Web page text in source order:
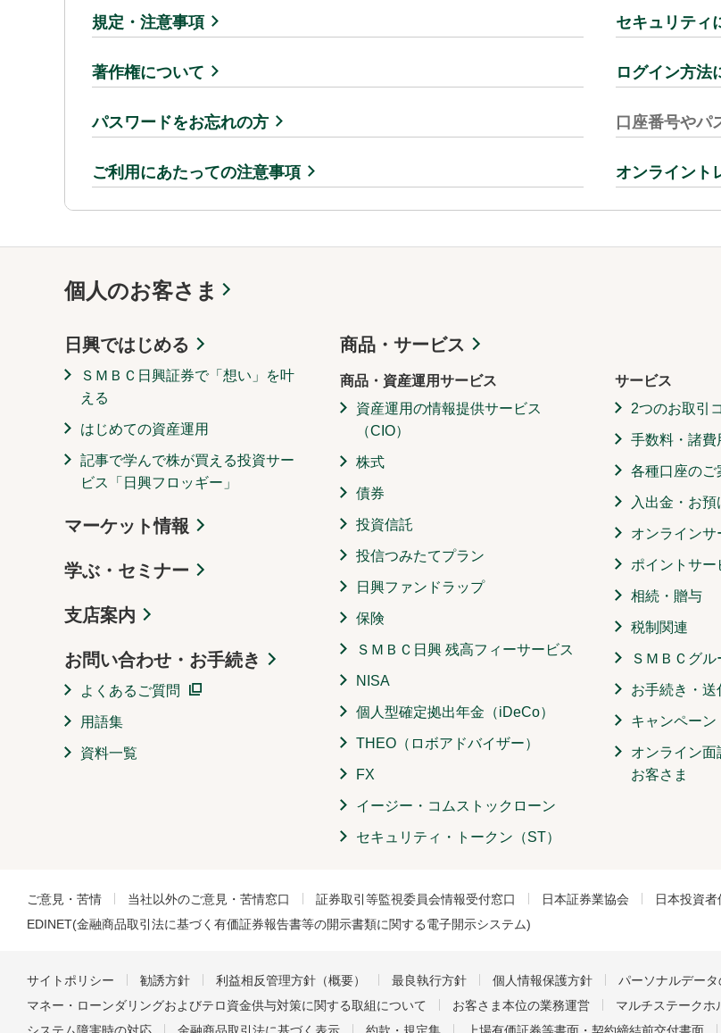
規定・注意事項 セキュリティ
著作権について ログイン方法
パスワードをお忘れの方 口座番号やパ
ご利用にあたっての注意事項 オンライント
個人のお客さま
日興ではじめる
ＳＭＢＣ日興証券で「想い」を叶
える
はじめての資産運用
記事で学んで株が買える投資サー
ビス「日興フロッギー」
マーケット情報
学ぶ・セミナー
支店案内
お問い合わせ・お手続き
よくあるご質問
用語集
資料一覧
商品・サービス
商品・資産運用サービス
資産運用の情報提供サービス
（CIO）
株式
債券
投資信託
投信つみたてプラン
日興ファンドラップ
保険
ＳＭＢＣ日興 残高フィーサービス
NISA
個人型確定拠出年金（iDeCo）
THEO（ロボアドバイザー）
FX
イージー・コムストックローン
セキュリティ・トークン（ST）
サービス
2つのお取引
手数料・諸費
各種口座のご
入出金・お預
オンラインサ
ポイントサー
相続・贈与
税制関連
ＳＭＢＣグ
お手続き・送
キャンペーン
オンライン面
お客さま
ご意見・苦情 当社以外のご意見・苦情窓口 証券取引等監視委員会情報受付窓口 日本証券業協会
日本投資者
EDINET(金融商品取引法に基づく有価証券報告書等の開示書類に関する電子開示システム)
サイトポリシー 勧誘方針 利益相反管理方針（概要） 最良執行方針 個人情報保護方針 パーソナルデー
マネー・ローンダリングおよびテロ資金供与対策に関する取組について
お客さま本位の業務運営 マルチステークホ
システム障害時の対応
金融商品取引法に基づく表示 約款・規定集 上場有価証券等書面・契約締結前交付書面